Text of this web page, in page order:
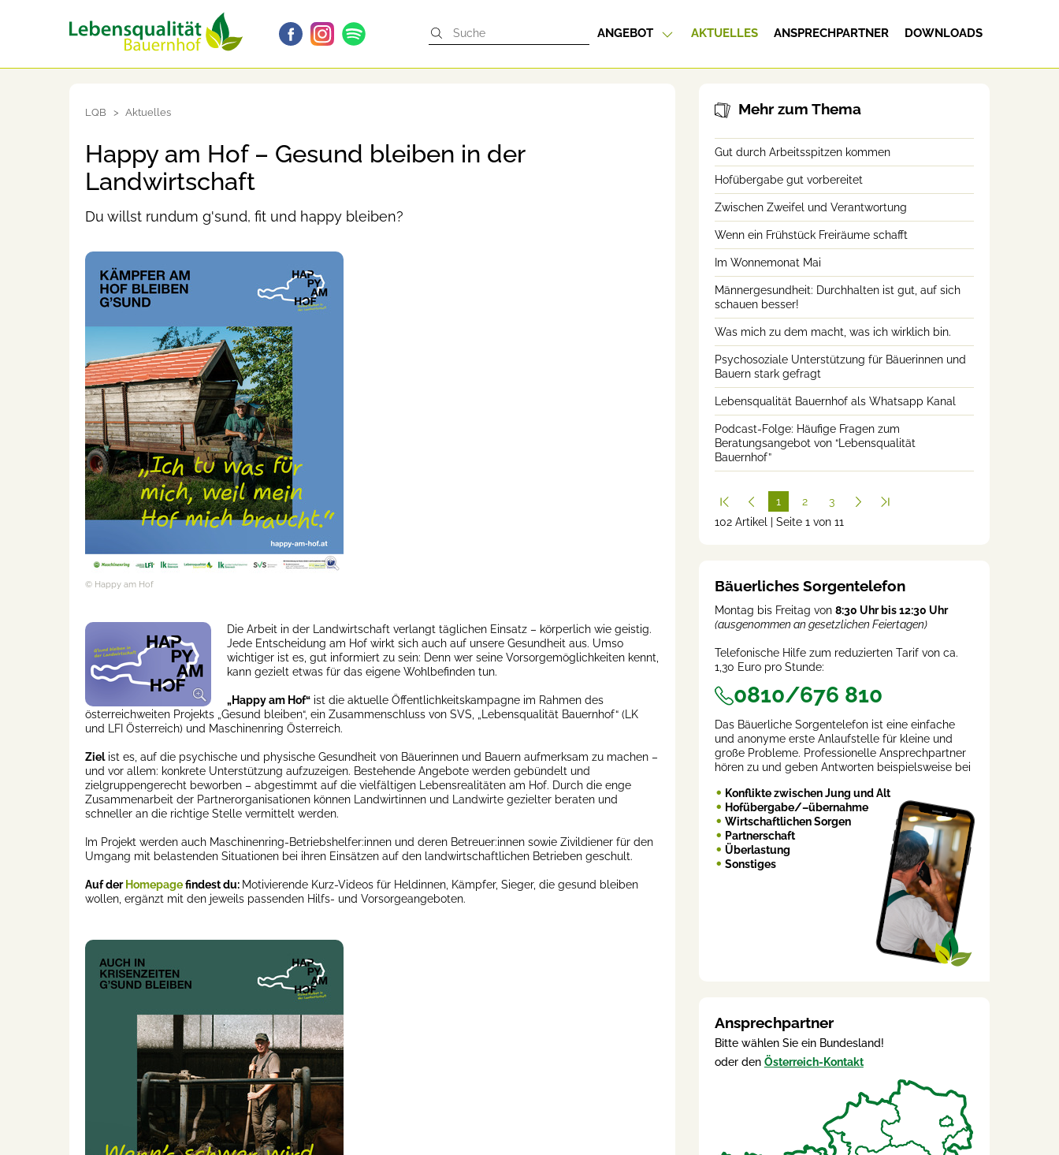
ANGEBOT AKTUELLES ANSPRECHPARTNER DOWNLOADS
LQB Aktuelles
Happy am Hof – Gesund bleiben in der
Landwirtschaft
Du willst rundum g'sund, fit und happy bleiben?
© Happy am Hof
Die Arbeit in der Landwirtschaft verlangt täglichen Einsatz – körperlich wie geistig.
Jede Entscheidung am Hof wirkt sich auch auf unsere Gesundheit aus. Umso
wichtiger ist es, gut informiert zu sein: Denn wer seine Vorsorgemöglichkeiten kennt,
kann gezielt etwas für das eigene Wohlbefinden tun.
„Happy am Hof“ist die aktuelle Öffentlichkeitskampagne im Rahmen des
österreichweiten Projekts „Gesund bleiben“, ein Zusammenschluss von SVS, „Lebensqualität Bauernhof“ (LK
und LFI Österreich) und Maschinenring Österreich.
Zielist es, auf die psychische und physische Gesundheit von Bäuerinnen und Bauern aufmerksam zu machen –
und vor allem: konkrete Unterstützung aufzuzeigen. Bestehende Angebote werden gebündelt und
zielgruppengerecht beworben – abgestimmt auf die vielfältigen Lebensrealitäten am Hof. Durch die enge
Zusammenarbeit der Partnerorganisationen können Landwirtinnen und Landwirte gezielter beraten und
schneller an die richtige Stelle vermittelt werden.
Im Projekt werden auch Maschinenring-Betriebshelfer:innen und deren Betreuer:innen sowie Zivildiener für den
Umgang mit belastenden Situationen bei ihren Einsätzen auf den landwirtschaftlichen Betrieben geschult.
Auf der Homepagefindest du: Motivierende Kurz-Videos für Heldinnen, Kämpfer, Sieger, die gesund bleiben
wollen, ergänzt mit den jeweils passenden Hilfs- und Vorsorgeangeboten.
Mehr zum Thema
Gut durch Arbeitsspitzen kommen
Hofübergabe gut vorbereitet
Zwischen Zweifel und Verantwortung
Wenn ein Frühstück Freiräume schafft
Im Wonnemonat Mai
Männergesundheit: Durchhalten ist gut, auf sich
schauen besser!
Was mich zu dem macht, was ich wirklich bin.
Psychosoziale Unterstützung für Bäuerinnen und
Bauern stark gefragt
Lebensqualität Bauernhof als Whatsapp Kanal
Podcast-Folge: Häufige Fragen zum
Beratungsangebot von “Lebensqualität
Bauernhof”
1
(cur
2
3
102 Artikel | Seite 1 von 11
Bäuerliches Sorgentelefon
Montag bis Freitag von 8:30 Uhr bis 12:30 Uhr
(ausgenommen an gesetzlichen Feiertagen)
Telefonische Hilfe zum reduzierten Tarif von ca.
1,30 Euro pro Stunde:
0810/676 810
Das Bäuerliche Sorgentelefon ist eine einfache
und anonyme erste Anlaufstelle für kleine und
große Probleme. Professionelle Ansprechpartner
hören zu und geben Antworten beispielsweise bei
Konflikte zwischen Jung und Alt
Hofübergabe/–übernahme
Wirtschaftlichen Sorgen
Partnerschaft
Überlastung
Sonstiges
Ansprechpartner
Bitte wählen Sie ein Bundesland!
oder den Österreich-Kontakt